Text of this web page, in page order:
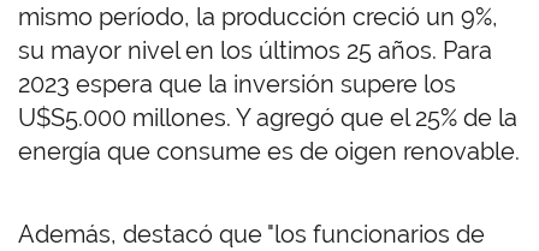
mismo período, la producción creció un 9%,
su mayor nivel en los últimos 25 años. Para
2023 espera que la inversión supere los
U$S5.000 millones. Y agregó que el 25% de la
energía que consume es de oigen renovable.
Además, destacó que "los funcionarios de